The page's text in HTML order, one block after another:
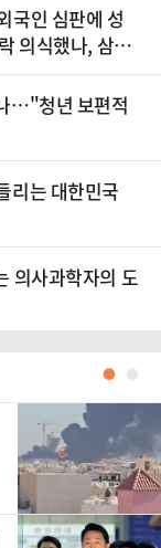
국인 심판에 성
의식했나, 삼전
등
…"청년 보편적
리는 대한민국
의사과학자의 도
●